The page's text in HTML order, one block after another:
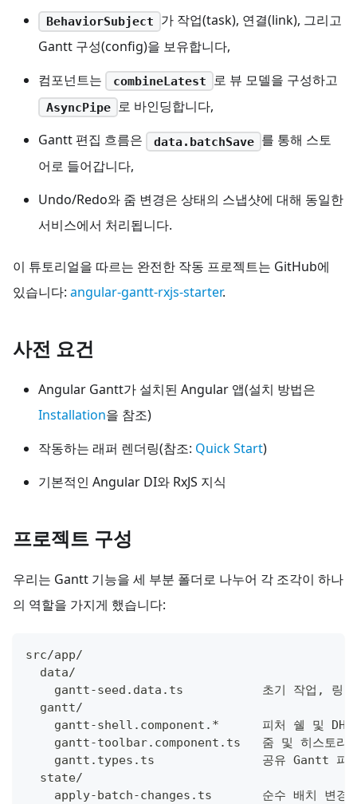
BehaviorSubject
가 작업(task), 연결(link), 그리고
Gantt 구성(config)을 보유합니다,
컴포넌트는
combineLatest 로 뷰 모델을 구성하고
AsyncPipe 로 바인딩합니다,
Gantt 편집 흐름은
data.batchSave 를 통해 스토
어로 들어갑니다,
Undo/Redo와 줌 변경은 상태의 스냅샷에 대해 동일한
서비스에서 처리됩니다.
이 튜토리얼을 따르는 완전한 작동 프로젝트는 GitHub에
있습니다: angular-gantt-rxjs-starter.
사전 요건
Angular Gantt가 설치된 Angular 앱(설치 방법은
Installation을 참조)
작동하는 래퍼 렌더링(참조: Quick Start)
기본적인 Angular DI와 RxJS 지식
프로젝트 구성
우리는 Gantt 기능을 세 부분 폴더로 나누어 각 조각이 하나
의 역할을 가지게 했습니다:
src/app/
  data/
gantt-seed.data.ts           초기 작업, 링크
  gantt/
gantt-shell.component.*      피처 쉘 및
gantt-toolbar.component.ts   줌 및 히스토리
gantt.types.ts               공유 Gantt 피
  state/
apply-batch-changes.ts       순수 배치 변경